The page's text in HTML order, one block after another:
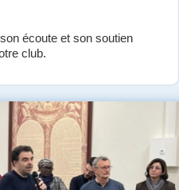
écoute et son soutien
club.